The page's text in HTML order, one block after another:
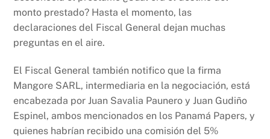
monto prestado? Hasta el momento, las
declaraciones del Fiscal General dejan muchas
preguntas en el aire.
El Fiscal General también notifico que la firma
Mangore SARL, intermediaria en la negociación, está
encabezada por Juan Savalia Paunero y Juan Gudiño
Espinel, ambos mencionados en los Panamá Papers, y
quienes habrían recibido una comisión del 5%